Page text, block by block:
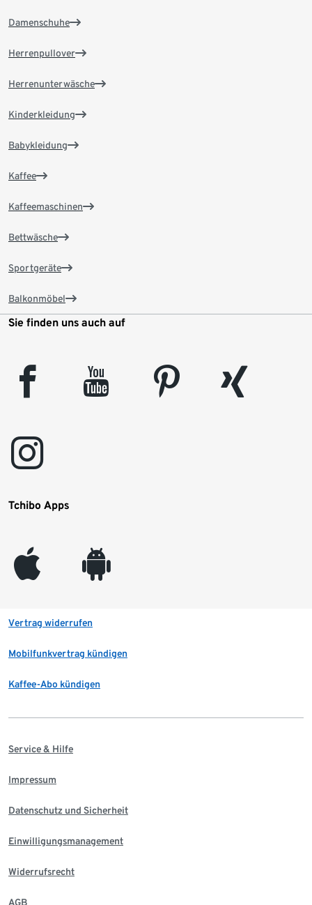
Damenschuhe
Herrenpullover
Herrenunterwäsche
Kinderkleidung
Babykleidung
Kaffee
Kaffeemaschinen
Bettwäsche
Sportgeräte
Balkonmöbel
Sie finden uns auch auf
facebook youtube pinterest
xing
instagram
Tchibo Apps
appleinc android
Vertrag widerrufen
Mobilfunkvertrag kündigen
Kaffee-Abo kündigen
Service & Hilfe
Impressum
Datenschutz und Sicherheit
Einwilligungsmanagement
Widerrufsrecht
AGB